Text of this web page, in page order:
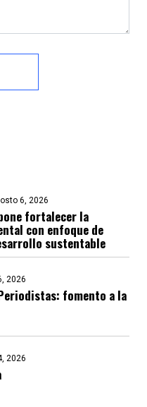
6, 2026
fortalecer la
con enfoque de
sustentable
2026
fomento a la
2026